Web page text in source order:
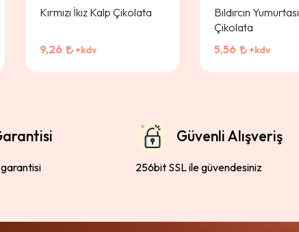
Kırmızı İkiz Kalp Çikolata
9,26 +kdv
Bıldırcın Yumurtası
Çikolata
5,56
+kdv
Güvenli Alışveriş
256bit SSL ile güvendesiniz